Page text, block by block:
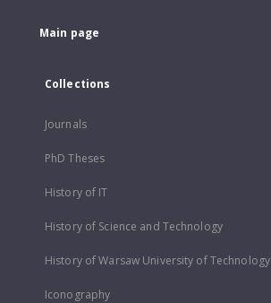
Main page
Collections
Journals
PhD Theses
History of IT
History of Science and Technology
History of Warsaw University of Technology
Iconography